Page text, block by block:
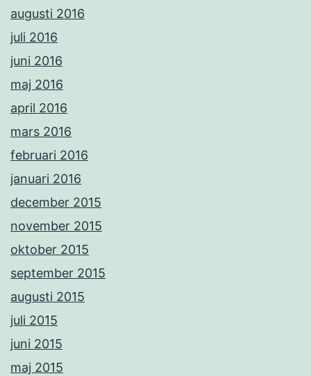
augusti 2016
juli 2016
juni 2016
maj 2016
april 2016
mars 2016
februari 2016
januari 2016
december 2015
november 2015
oktober 2015
september 2015
augusti 2015
juli 2015
juni 2015
maj 2015